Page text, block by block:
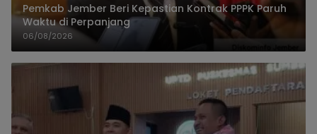
Pemkab Jember Beri Kepastian Kontrak PPPK Paruh
Waktu di Perpanjang
06/08/2026